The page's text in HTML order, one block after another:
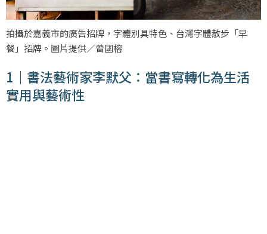
拍攝於嘉義市的廣告招牌，字體別具特色、台灣字體散步「早
餐」招牌。圖片提供／曾國榕
1｜書法藝術家李默父：當書寫轉化為生活
實用與藝術性